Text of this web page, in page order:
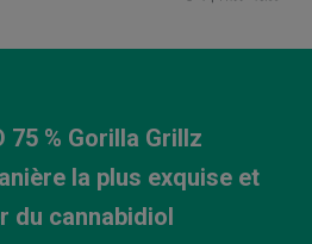
75 % Gorilla Grillz
la plus exquise et
du cannabidiol